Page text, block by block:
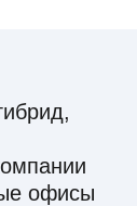
офисы